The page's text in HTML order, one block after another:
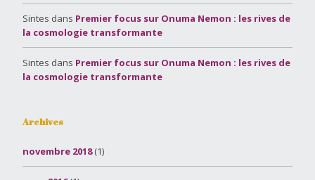
Sintes dans Premier focus sur Onuma Nemon : les rives de
la cosmologie transformante
Sintes dans Premier focus sur Onuma Nemon : les rives de
la cosmologie transformante
Archives
novembre 2018(1)